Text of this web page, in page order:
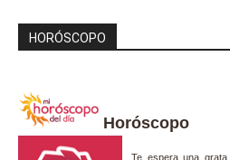
HORÓSCOPO
Horóscopo